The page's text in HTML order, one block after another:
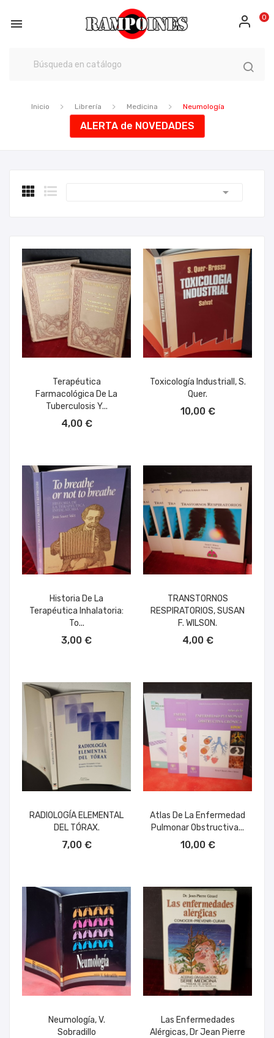
 0
Inicio Librería Medicina Neumología
ALERTA de NOVEDADES

Terapéutica
Farmacológica De La
Tuberculosis Y...
4,00 €
Toxicología Industriall, S.
Quer.
10,00 €
Historia De La
Terapéutica Inhalatoria:
To...
3,00 €
TRANSTORNOS
RESPIRATORIOS, SUSAN
F. WILSON.
4,00 €
RADIOLOGÍA ELEMENTAL
DEL TÓRAX.
7,00 €
Atlas De La Enfermedad
Pulmonar Obstructiva...
10,00 €
Neumología, V.
Sobradillo
Las Enfermedades
Alérgicas, Dr Jean Pierre